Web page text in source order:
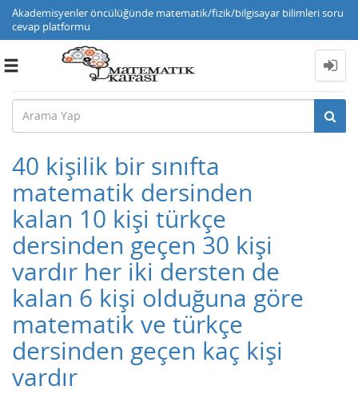
Akademisyenler öncülüğünde matematik/fizik/bilgisayar bilimleri soru
cevap platformu
Toggle
40 kişilik bir sınıfta
matematik dersinden
kalan 10 kişi türkçe
dersinden geçen 30 kişi
vardır her iki dersten de
kalan 6 kişi olduğuna göre
matematik ve türkçe
dersinden geçen kaç kişi
vardır